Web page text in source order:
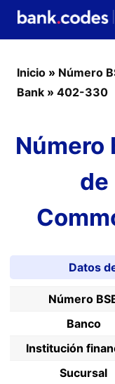
Inicio » Número
Bank » 402-330
Número
Datos
Número
Banco
Institución
Sucursal